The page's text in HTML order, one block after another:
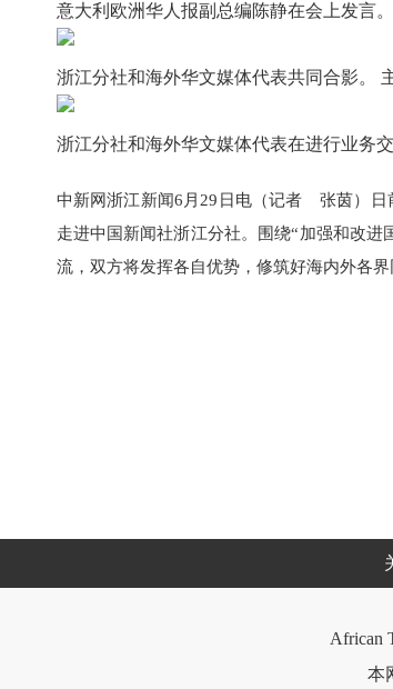
意大利欧洲华人报副总编陈静在会上发言
浙江分社和‬海外华‮媒文‬体代表共同
浙江分社和‬海外华‮媒文‬体代表在
中新网浙江新闻6月29日电（记者 张茵）日
走进中国新闻社浙江分社。围绕“加强和改进‮际国‬传播”，浙江分社和来自21个‮家国‬和地区的20多‮海位‬外华‮媒文‬体代表进行‮分充‬交
African
本